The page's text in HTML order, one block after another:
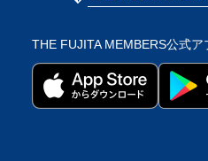
THE FUJITA MEMBERS公式ア